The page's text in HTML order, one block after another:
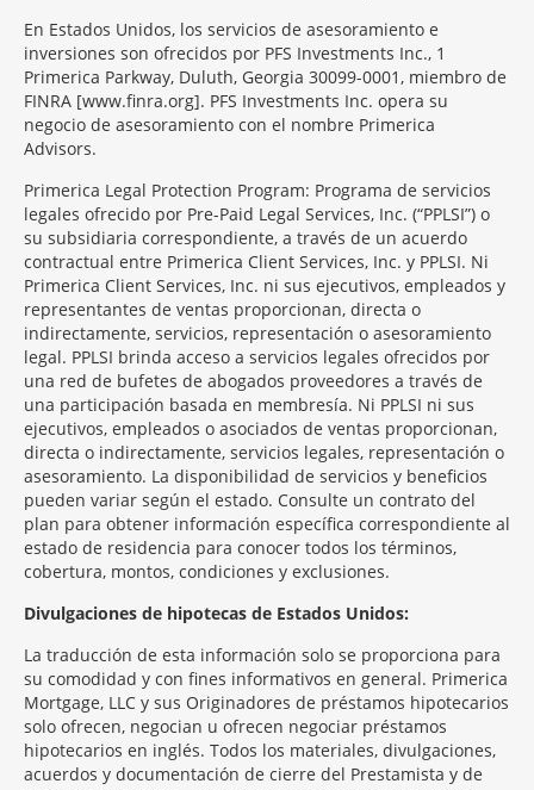
En Estados Unidos, los servicios de asesoramiento e
inversiones son ofrecidos por PFS Investments Inc., 1
Primerica Parkway, Duluth, Georgia 30099-0001, miembro de
FINRA [www.finra.org]. PFS Investments Inc. opera su
negocio de asesoramiento con el nombre Primerica
Advisors.
Primerica Legal Protection Program: Programa de servicios
legales ofrecido por Pre-Paid Legal Services, Inc. (“PPLSI”) o
su subsidiaria correspondiente, a través de un acuerdo
contractual entre Primerica Client Services, Inc. y PPLSI. Ni
Primerica Client Services, Inc. ni sus ejecutivos, empleados y
representantes de ventas proporcionan, directa o
indirectamente, servicios, representación o asesoramiento
legal. PPLSI brinda acceso a servicios legales ofrecidos por
una red de bufetes de abogados proveedores a través de
una participación basada en membresía. Ni PPLSI ni sus
ejecutivos, empleados o asociados de ventas proporcionan,
directa o indirectamente, servicios legales, representación o
asesoramiento. La disponibilidad de servicios y beneficios
pueden variar según el estado. Consulte un contrato del
plan para obtener información específica correspondiente al
estado de residencia para conocer todos los términos,
cobertura, montos, condiciones y exclusiones.
Morgage
Section
Divulgaciones de hipotecas de Estados Unidos:
La traducción de esta información solo se proporciona para
su comodidad y con fines informativos en general. Primerica
Mortgage, LLC y sus Originadores de préstamos hipotecarios
solo ofrecen, negocian u ofrecen negociar préstamos
hipotecarios en inglés. Todos los materiales, divulgaciones,
acuerdos y documentación de cierre del Prestamista y de